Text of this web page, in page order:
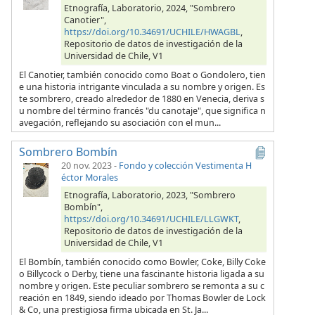
Etnografía, Laboratorio, 2024, "Sombrero
Canotier",
https://doi.org/10.34691/UCHILE/HWAGBL,
Repositorio de datos de investigación de la
Universidad de Chile, V1
El Canotier, también conocido como Boat o Gondolero, tien
e una historia intrigante vinculada a su nombre y origen. Es
te sombrero, creado alrededor de 1880 en Venecia, deriva s
u nombre del término francés "du canotaje", que significa n
avegación, reflejando su asociación con el mun...
Sombrero Bombín
20 nov. 2023- Fondo y colección Vestimenta H
éctor Morales
Etnografía, Laboratorio, 2023, "Sombrero
Bombín",
https://doi.org/10.34691/UCHILE/LLGWKT,
Repositorio de datos de investigación de la
Universidad de Chile, V1
El Bombín, también conocido como Bowler, Coke, Billy Coke
o Billycock o Derby, tiene una fascinante historia ligada a su
nombre y origen. Este peculiar sombrero se remonta a su c
reación en 1849, siendo ideado por Thomas Bowler de Lock
& Co, una prestigiosa firma ubicada en St. Ja...